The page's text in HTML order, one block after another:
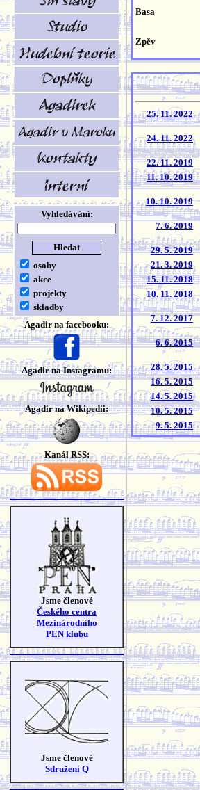
Vyhledávání:
osoby
akce
projekty
skladby
Agadir na facebooku:
Agadir na Instagramu:
Agadir na Wikipedii:
Kanál RSS:
Jsme členové
Českého centra
Mezinárodního
PEN klubu
Jsme členové
Sdružení Q
Basa
Zpěv
25. 11. 2022
24. 11. 2022
22. 11. 2019
11. 10. 2019
10. 10. 2019
7. 6. 2019
29. 5. 2019
21. 3. 2019
15. 11. 2018
10. 11. 2018
7. 12. 2017
6. 6. 2015
28. 5. 2015
16. 5. 2015
14. 5. 2015
10. 5. 2015
9. 5. 2015